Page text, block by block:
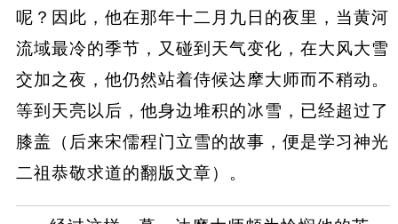
呢？因此，他在那年十二月九日的夜里，当黄河
流域最冷的季节，又碰到天气变化，在大风大雪
交加之夜，他仍然站着侍候达摩大师而不稍动。
等到天亮以后，他身边堆积的冰雪，已经超过了
膝盖（后来宋儒程门立雪的故事，便是学习神光
二祖恭敬求道的翻版文章）。